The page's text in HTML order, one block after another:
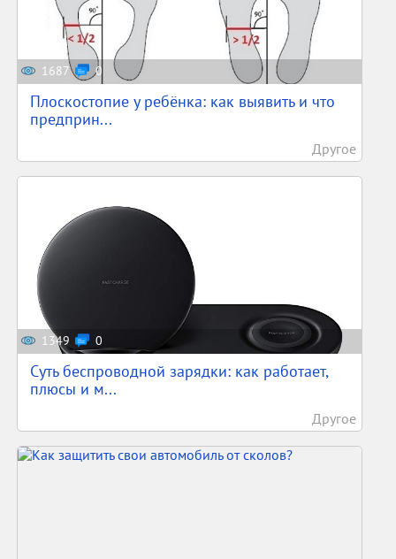
1687 0
Плоскостопие у ребёнка: как выявить и что
предприн...
Другое
1349 0
Суть беспроводной зарядки: как работает,
плюсы и м...
Другое